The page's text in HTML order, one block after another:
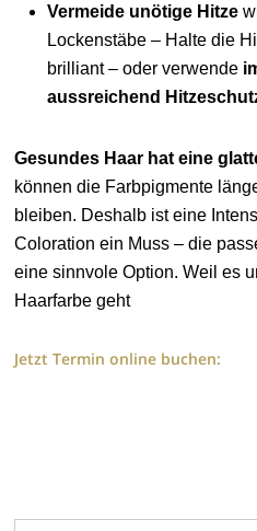
Vermeide unötige Hitze
Lockenstäbe – Halte die
brilliant – oder verwende
aussreichend
Gesundes Haar hat eine
können die Farbpigmente
bleiben. Deshalb ist eine
Coloration ein Muss – die
eine sinnvole Option. Weil es
Haarfarbe geht
Jetzt Termin online buchen: